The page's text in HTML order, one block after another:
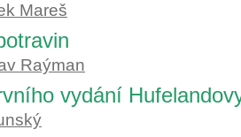
Mareš
Raýman
vydání